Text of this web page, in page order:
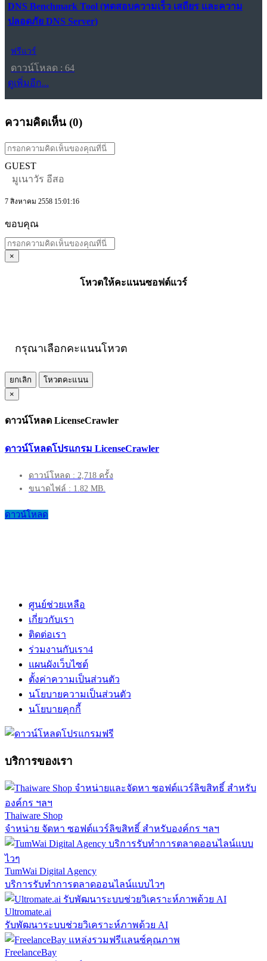
DNS Benchmark Tool (ทดสอบความเร็ว เสถียร และความ
ปลอดภัย DNS Server)
ฟรีแวร์
ดาวน์โหลด : 64
ดูเพิ่มอีก...
ความคิดเห็น (0)
GUEST
มูเนาวัร อีสอ
7 สิงหาคม 2558 15:01:16
ขอบคุณ
×
โหวตให้คะแนนซอฟต์แวร์
กรุณาเลือกคะแนนโหวต
ยกเลิก
โหวตคะแนน
×
ดาวน์โหลด LicenseCrawler
ดาวน์โหลดโปรแกรม LicenseCrawler
ดาวน์โหลด : 2,718 ครั้ง
ขนาดไฟล์ : 1.82 MB.
ดาวน์โหลด
ศูนย์ช่วยเหลือ
เกี่ยวกับเรา
ติดต่อเรา
ร่วมงานกับเรา4
แผนผังเว็บไซต์
ตั้งค่าความเป็นส่วนตัว
นโยบายความเป็นส่วนตัว
นโยบายคุกกี้
บริการของเรา
Thaiware Shop
จำหน่าย จัดหา ซอฟต์แวร์ลิขสิทธิ์ สำหรับองค์กร ฯลฯ
TumWai Digital Agency
บริการรับทำการตลาดออนไลน์แบบไวๆ
Ultromate.ai
รับพัฒนาระบบช่วยวิเคราะห์ภาพด้วย AI
FreelanceBay